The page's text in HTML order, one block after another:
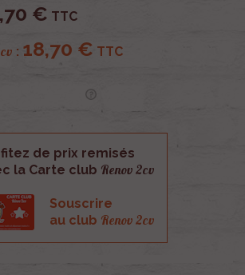
€ TTC
: 18,70 € TTC
de prix remisés
la Carte club Renov 2cv
Souscrire
au club Renov 2cv